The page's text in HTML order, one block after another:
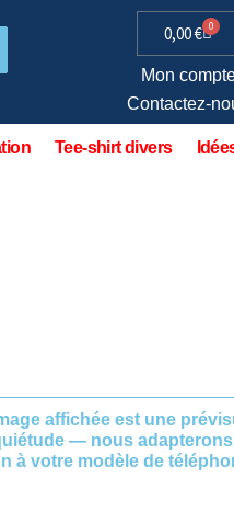
0,00€ 0
Mon
Contactez-
Tee-shirt divers
affichée est une
— nous
à votre modèle de